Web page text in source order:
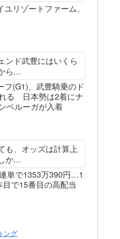
ユリゾートファーム、
ンド武豊にはいくら
ら...
フ(G1)、武豊騎乗のド
る 日本勢は2着にナ
ベルーガが入着
も、オッズは計算上
か...
単で1353万390円…1
で15番目の高配当
ング